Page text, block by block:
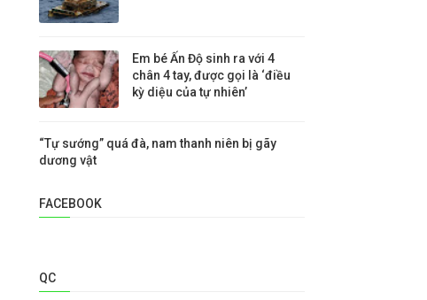
Em bé Ấn Độ sinh ra với 4
chân 4 tay, được gọi là ‘điều
kỳ diệu của tự nhiên’
“Tự sướng” quá đà, nam thanh niên bị gãy
dương vật
FACEBOOK
QC